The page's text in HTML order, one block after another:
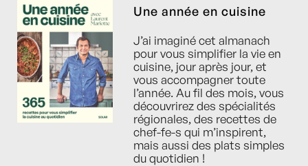
Une année en cuisine
J’ai imaginé cet almanach
pour vous simplifier la vie en
cuisine, jour après jour, et
vous accompagner toute
l’année. Au fil des mois, vous
découvrirez des spécialités
régionales, des recettes de
chef-fe-s qui m’inspirent,
mais aussi des plats simples
du quotidien !